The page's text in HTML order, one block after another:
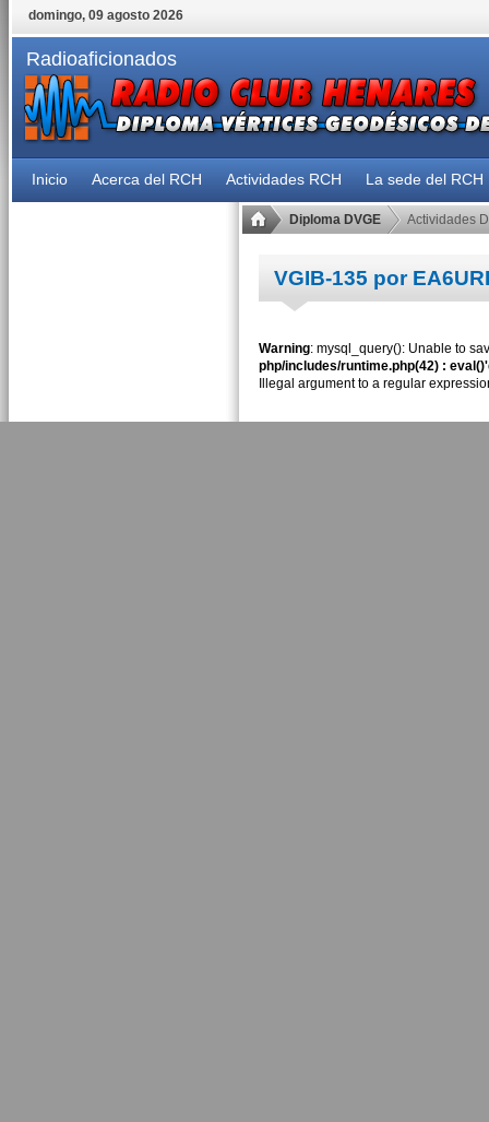
domingo, 09 agosto 2026
Radioaficionados
Inicio Acerca del RCH Actividades RCH La sede del RCH
Diploma DVGE Actividades
VGIB-135 por
Warning: mysql_query(): Unable to
php/includes/runtime.php(42) :
Illegal argument to a regular